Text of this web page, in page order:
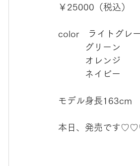
￥25000（税込）
color　ライトグレー
グリーン
オレンジ
ネイビー
モデル身長163cm
本日、発売です